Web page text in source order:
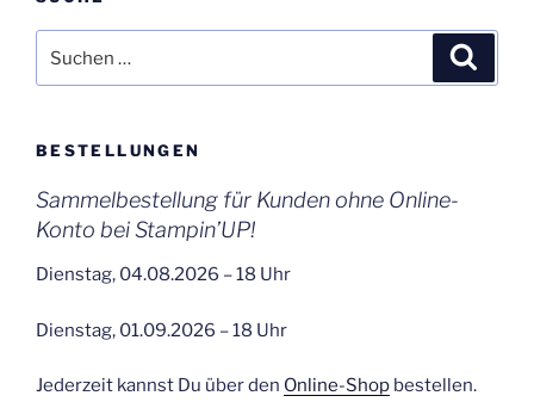
nach:
BESTELLUNGEN
Sammelbestellung für Kunden ohne Online-
Konto bei Stampin’UP!
Dienstag, 04.08.2026 – 18 Uhr
Dienstag, 01.09.2026 – 18 Uhr
Jederzeit kannst Du über den Online-Shop bestellen.